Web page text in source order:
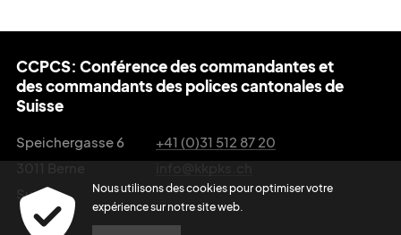
CCPCS: Conférence des commandantes et
des commandants des polices cantonales de
Suisse
Speichergasse 6
Suisse
+41 (0)31 512 87 20
Nous utilisons des cookies pour optimiser votre
expérience sur notre site web.